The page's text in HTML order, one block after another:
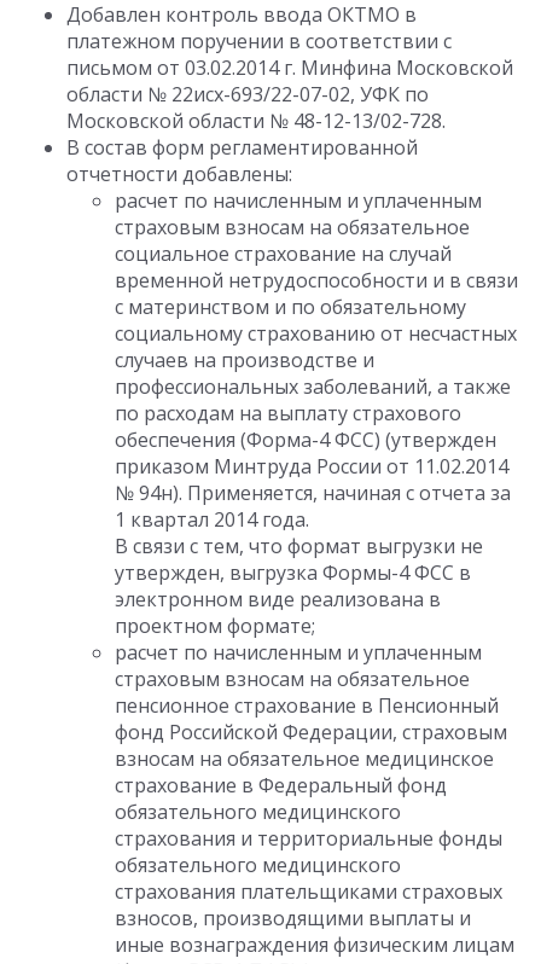
Добавлен контроль ввода ОКТМО в
платежном поручении в соответствии с
письмом от 03.02.2014 г. Минфина Московской
области № 22исх-693/22-07-02, УФК по
Московской области № 48-12-13/02-728.
В состав форм регламентированной
отчетности добавлены:
расчет по начисленным и уплаченным
страховым взносам на обязательное
социальное страхование на случай
временной нетрудоспособности и в связи
с материнством и по обязательному
социальному страхованию от несчастных
случаев на производстве и
профессиональных заболеваний, а также
по расходам на выплату страхового
обеспечения (Форма-4 ФСС) (утвержден
приказом Минтруда России от 11.02.2014
№ 94н). Применяется, начиная с отчета за
1 квартал 2014 года.
В связи с тем, что формат выгрузки не
утвержден, выгрузка Формы-4 ФСС в
электронном виде реализована в
проектном формате;
расчет по начисленным и уплаченным
страховым взносам на обязательное
пенсионное страхование в Пенсионный
фонд Российской Федерации, страховым
взносам на обязательное медицинское
страхование в Федеральный фонд
обязательного медицинского
страхования и территориальные фонды
обязательного медицинского
страхования плательщиками страховых
взносов, производящими выплаты и
иные вознаграждения физическим лицам